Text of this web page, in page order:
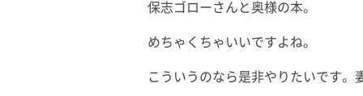
保志ゴローさんと奥様の本。
めちゃくちゃいいですよね。
こういうのなら是非やりたいです。